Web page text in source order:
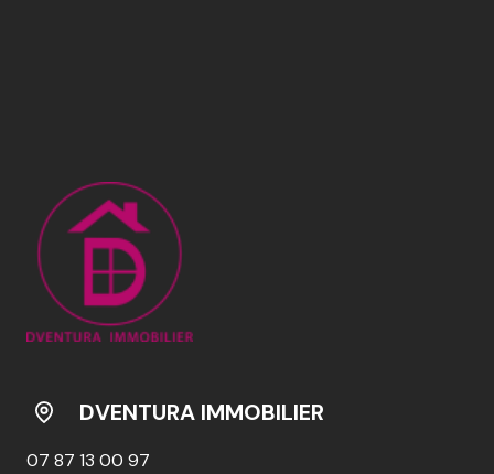
DVENTURA IMMOBILIER
07 87 13 00 97